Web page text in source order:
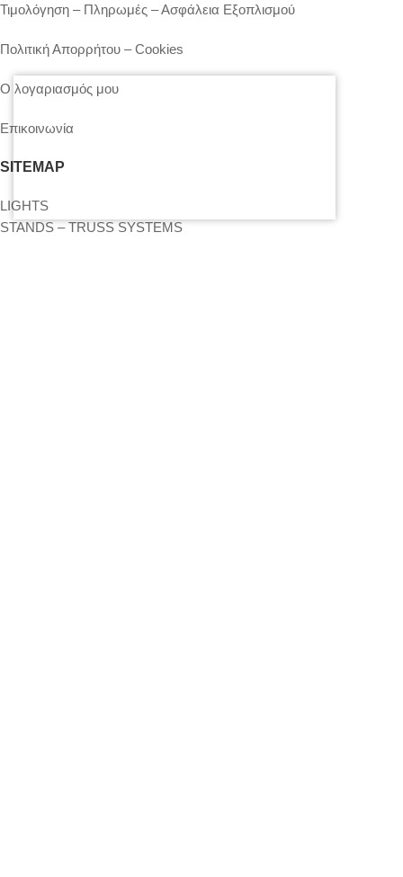
Τιμολόγηση – Πληρωμές – Ασφάλεια Εξοπλισμού
Πολιτική Απορρήτου – Cookies
Ο λογαριασμός μου
Επικοινωνία
SITEMAP
LIGHTS
STANDS – TRUSS SYSTEMS